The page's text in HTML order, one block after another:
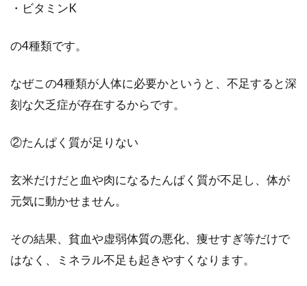
た使い方のレシピは？
大豆は食物繊維やたんぱく質（大豆は畑の肉で
あるとも言われてますよね）、イソフラボンに
・ビタミンK
の4種類です。
なぜこの4種類が人体に必要かというと、不足すると深
刻な欠乏症が存在するからです。
②たんぱく質が足りない
玄米だけだと血や肉になるたんぱく質が不足し、体が
元気に動かせません。
その結果、貧血や虚弱体質の悪化、痩せすぎ等だけで
はなく、ミネラル不足も起きやすくなります。